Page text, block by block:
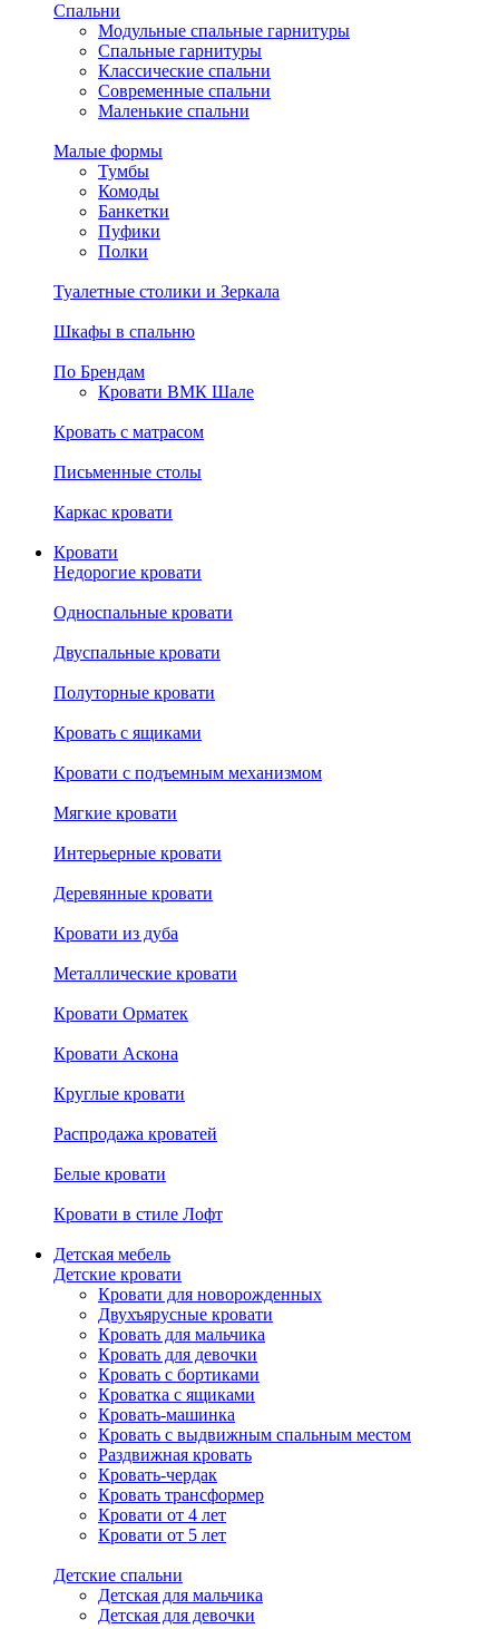
Спальни
Модульные спальные гарнитуры
Спальные гарнитуры
Классические спальни
Современные спальни
Маленькие спальни
Малые формы
Тумбы
Комоды
Банкетки
Пуфики
Полки
Туалетные столики и Зеркала
Шкафы в спальню
По Брендам
Кровати ВМК Шале
Кровать с матрасом
Письменные столы
Каркас кровати
Кровати
Недорогие кровати
Односпальные кровати
Двуспальные кровати
Полуторные кровати
Кровать с ящиками
Кровати с подъемным механизмом
Мягкие кровати
Интерьерные кровати
Деревянные кровати
Кровати из дуба
Металлические кровати
Кровати Орматек
Кровати Аскона
Круглые кровати
Распродажа кроватей
Белые кровати
Кровати в стиле Лофт
Детская мебель
Детские кровати
Кровати для новорожденных
Двухъярусные кровати
Кровать для мальчика
Кровать для девочки
Кровать с бортиками
Кроватка с ящиками
Кровать-машинка
Кровать с выдвижным спальным местом
Раздвижная кровать
Кровать-чердак
Кровать трансформер
Кровати от 4 лет
Кровати от 5 лет
Детские спальни
Детская для мальчика
Детская для девочки